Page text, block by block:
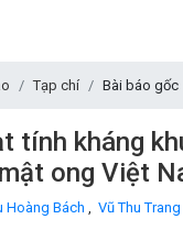
Tạp chí Bài báo gốc
tính kháng
ong Việt
Hoàng Bách , Vũ Thu Trang